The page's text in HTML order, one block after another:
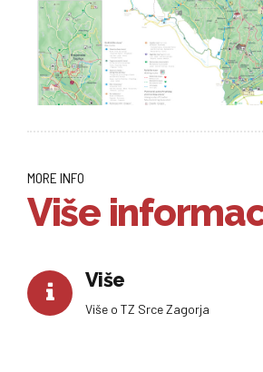
MORE INFO
Više
Više
Više o TZ Srce Zagorja